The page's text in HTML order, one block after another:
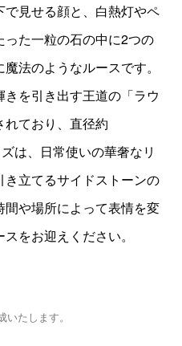
見せる顔と、白熱灯やペ
た一粒の石の中に2つの
法のようなルースです。
を引き出す王道の「ラウ
れており、直径約
は、日常使いの華奢なリ
立てるサイドストーンの
や場所によって表情を変
をお迎えください。
たします。